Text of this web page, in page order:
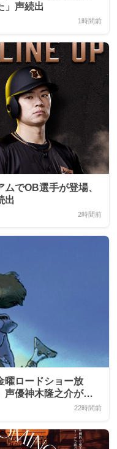
」声続出
1時間前
ムでOB選手が登場、
出
2時間前
曜ロードショー放
声優神木隆之介が話
22時間前